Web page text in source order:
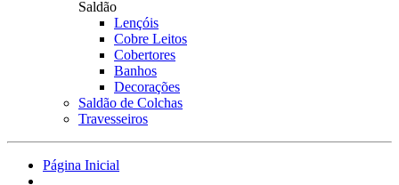
Saldão
Lençóis
Cobre Leitos
Cobertores
Banhos
Decorações
Saldão de Colchas
Travesseiros
Página Inicial